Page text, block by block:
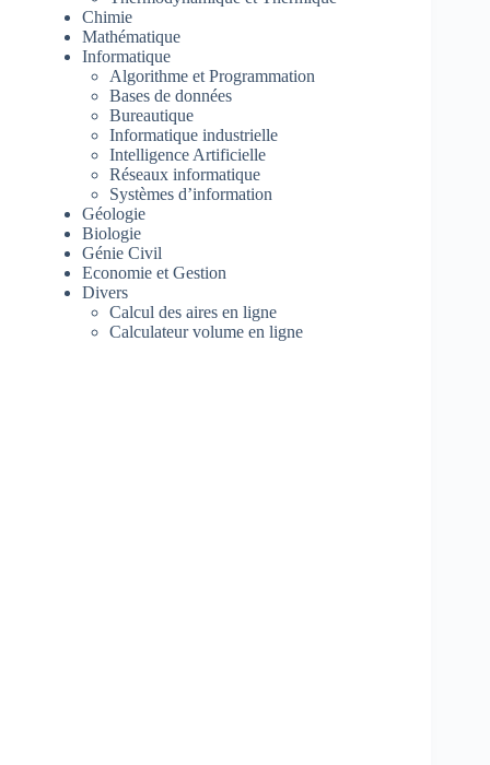
Chimie
Mathématique
Informatique
Algorithme et Programmation
Bases de données
Bureautique
Informatique industrielle
Intelligence Artificielle
Réseaux informatique
Systèmes d’information
Géologie
Biologie
Génie Civil
Economie et Gestion
Divers
Calcul des aires en ligne
Calculateur volume en ligne